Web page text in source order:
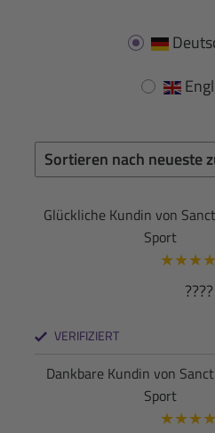
Glückliche Kundin von
Sport
★★★★
????
VERIFIZIERT
Dankbare Kundin von
Sport
★★★★